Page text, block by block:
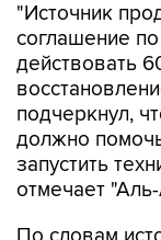
"Источник
соглашение
действовать
подчеркнул,
должно
запустить
отмечает